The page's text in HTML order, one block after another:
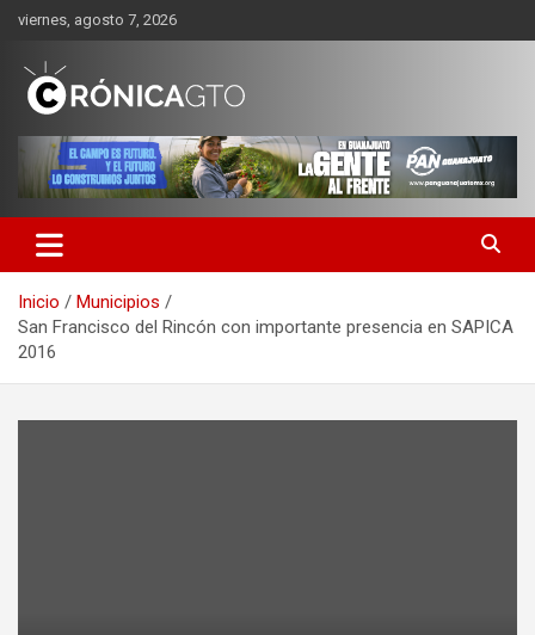
Saltar
contenido
viernes, agosto 7, 2026
CRONICA GUANAJUATO
Inicio
Municipios
San Francisco del Rincón con importante presencia en SAPICA
2016